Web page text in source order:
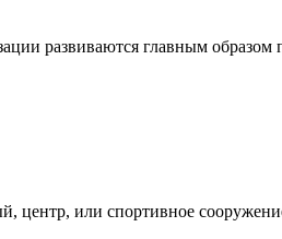
развиваются главным
центр, или спортивное